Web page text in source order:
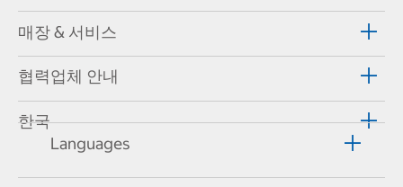
매장 & 서비스
협력업체 안내
한국
Languages